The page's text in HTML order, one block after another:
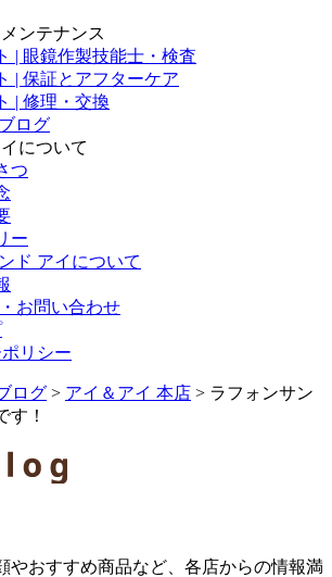
ンテナンス
| 眼鏡作製技能士・検査
| 保証とアフターケア
| 修理・交換
ログ
について
つ
ー
ド アイについて
お問い合わせ
リシー
ログ > アイ＆アイ 本店 > ラフォンサン
す！
やおすすめ商品など、各店からの情報満